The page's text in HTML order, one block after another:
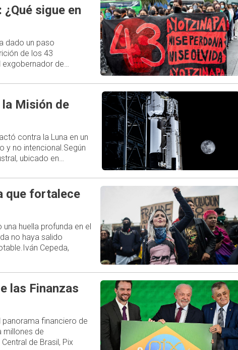
sigue en
dado un paso
de los 43
exgobernador de…
la Misión de
contra la Luna en un
no intencional.Según
ubicado en…
que fortalece
huella profunda en el
no haya salido
Cepeda,
las Finanzas
panorama financiero de
millones de
de Brasil, Pix